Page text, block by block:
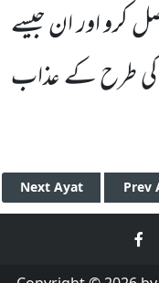
اور ان جیسے
کی طرح کے عذاب
Next Ayat Prev